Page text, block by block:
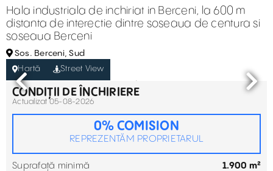
Hala industriala de inchiriat in Berceni, la 600 m
distanta de interectie dintre soseaua de centura si
soseaua Berceni
Sos. Berceni, Sud
Hartă
Street View
CONDIȚII DE ÎNCHIRIERE
Actualizat 05-08-2026
0% COMISION
REPREZENTĂM PROPRIETARUL
Suprafață minimă 1.900 m²